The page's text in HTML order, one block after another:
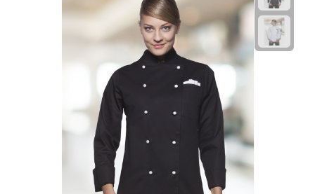
Bluetooth hoofdtelefoons
Bedrade hoofdtelefoons
Bluetooth audio oordopjes
Bedrade audio oordopjes